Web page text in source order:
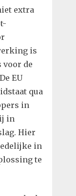
extra
is
voor de
EU
qua
in
in
Hier
in
te